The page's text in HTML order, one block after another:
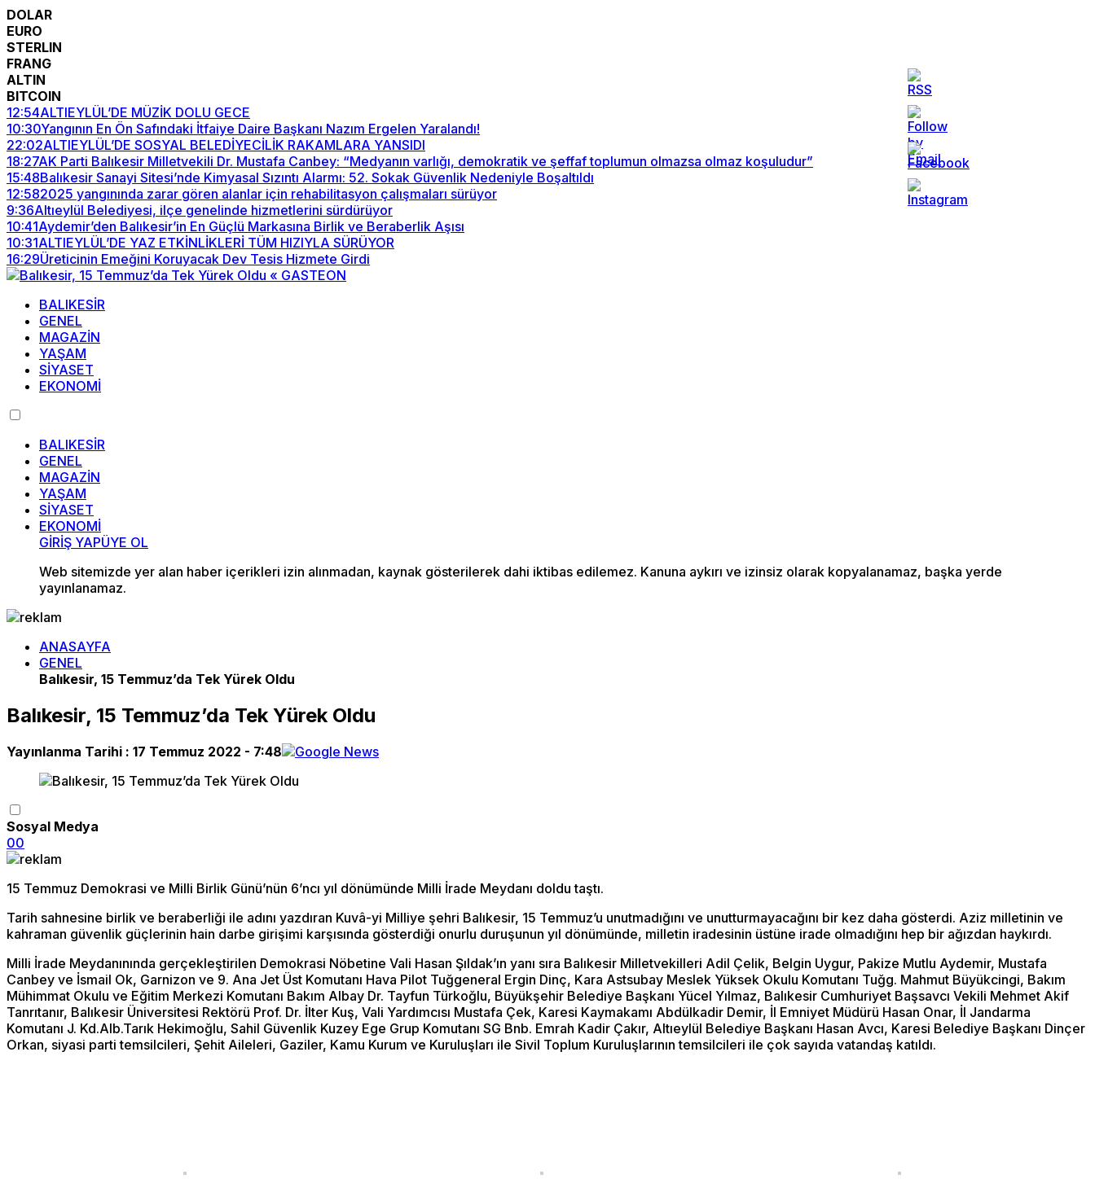
DOLAR
EURO
STERLIN
FRANG
ALTIN
BITCOIN
12:54ALTIEYLÜL’DE MÜZİK DOLU GECE
10:30Yangının En Ön Safındaki İtfaiye Daire Başkanı Nazım Ergelen Yaralandı!
22:02ALTIEYLÜL’DE SOSYAL BELEDİYECİLİK RAKAMLARA YANSIDI
18:27AK Parti Balıkesir Milletvekili Dr. Mustafa Canbey: “Medyanın varlığı, demokratik ve şeffaf toplumun olmazsa olmaz koşuludur”
15:48Balıkesir Sanayi Sitesi’nde Kimyasal Sızıntı Alarmı: 52. Sokak Güvenlik Nedeniyle Boşaltıldı
12:582025 yangınında zarar gören alanlar için rehabilitasyon çalışmaları sürüyor
9:36Altıeylül Belediyesi, ilçe genelinde hizmetlerini sürdürüyor
10:41Aydemir’den Balıkesir’in En Güçlü Markasına Birlik ve Beraberlik Aşısı
10:31ALTIEYLÜL’DE YAZ ETKİNLİKLERİ TÜM HIZIYLA SÜRÜYOR
16:29Üreticinin Emeğini Koruyacak Dev Tesis Hizmete Girdi
BALIKESİR
GENEL
MAGAZİN
YAŞAM
SİYASET
EKONOMİ
BALIKESİR
GENEL
MAGAZİN
YAŞAM
SİYASET
EKONOMİ
GİRİŞ YAPÜYE OL
Web sitemizde yer alan haber içerikleri izin alınmadan, kaynak gösterilerek dahi iktibas edilemez. Kanuna aykırı ve izinsiz olarak kopyalanamaz, başka yerde
yayınlanamaz.
ANASAYFA
GENEL
Balıkesir, 15 Temmuz’da Tek Yürek Oldu
Balıkesir, 15 Temmuz’da Tek Yürek Oldu
Yayınlanma Tarihi : 17 Temmuz 2022 - 7:48
Sosyal Medya
00
15 Temmuz Demokrasi ve Milli Birlik Günü’nün 6’ncı yıl dönümünde Milli İrade Meydanı doldu taştı.
Tarih sahnesine birlik ve beraberliği ile adını yazdıran Kuvâ-yi Milliye şehri Balıkesir, 15 Temmuz’u unutmadığını ve unutturmayacağını bir kez daha gösterdi. Aziz milletinin ve
kahraman güvenlik güçlerinin hain darbe girişimi karşısında gösterdiği onurlu duruşunun yıl dönümünde, milletin iradesinin üstüne irade olmadığını hep bir ağızdan haykırdı.
Milli İrade Meydanınında gerçekleştirilen Demokrasi Nöbetine Vali Hasan Şıldak’ın yanı sıra Balıkesir Milletvekilleri Adil Çelik, Belgin Uygur, Pakize Mutlu Aydemir, Mustafa
Canbey ve İsmail Ok, Garnizon ve 9. Ana Jet Üst Komutanı Hava Pilot Tuğgeneral Ergin Dinç, Kara Astsubay Meslek Yüksek Okulu Komutanı Tuğg. Mahmut Büyükcingi, Bakım
Mühimmat Okulu ve Eğitim Merkezi Komutanı Bakım Albay Dr. Tayfun Türkoğlu, Büyükşehir Belediye Başkanı Yücel Yılmaz, Balıkesir Cumhuriyet Başsavcı Vekili Mehmet Akif
Tanrıtanır, Balıkesir Üniversitesi Rektörü Prof. Dr. İlter Kuş, Vali Yardımcısı Mustafa Çek, Karesi Kaymakamı Abdülkadir Demir, İl Emniyet Müdürü Hasan Onar, İl Jandarma
Komutanı J. Kd.Alb.Tarık Hekimoğlu, Sahil Güvenlik Kuzey Ege Grup Komutanı SG Bnb. Emrah Kadir Çakır, Altıeylül Belediye Başkanı Hasan Avcı, Karesi Belediye Başkanı Dinçer
Orkan, siyasi parti temsilcileri, Şehit Aileleri, Gaziler, Kamu Kurum ve Kuruluşları ile Sivil Toplum Kuruluşlarının temsilcileri ile çok sayıda vatandaş katıldı.